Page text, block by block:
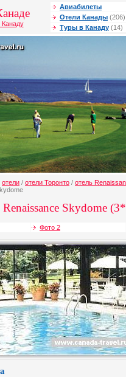
Авиабилеты
Отели Канады (206)
Туры в Канаду (14)
отели / отели Торонто / отель
Skydome
Фото 2